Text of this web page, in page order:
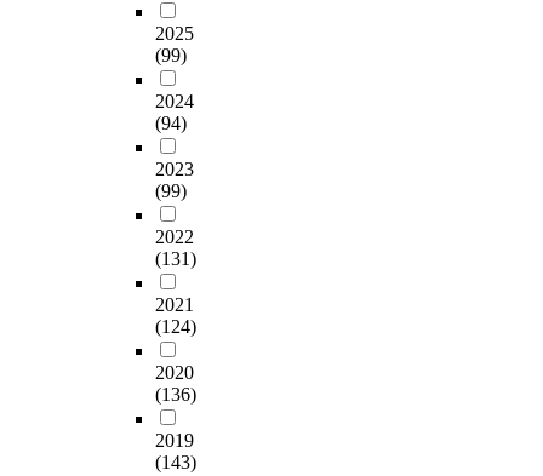
2025
(99)
2024
(94)
2023
(99)
2022
(131)
2021
(124)
2020
(136)
2019
(143)